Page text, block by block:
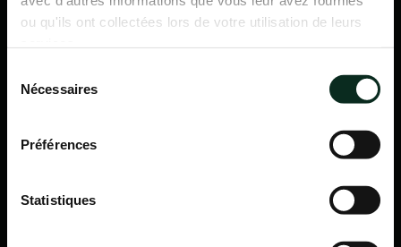
ou qu'ils ont collectées lors de votre utilisation de leurs
Nécessaires
Préférences
Statistiques
P.F.C.A Pompes Funèbres des Communes Associées